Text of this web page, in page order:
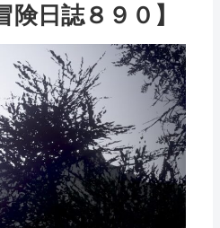
日誌８９０】